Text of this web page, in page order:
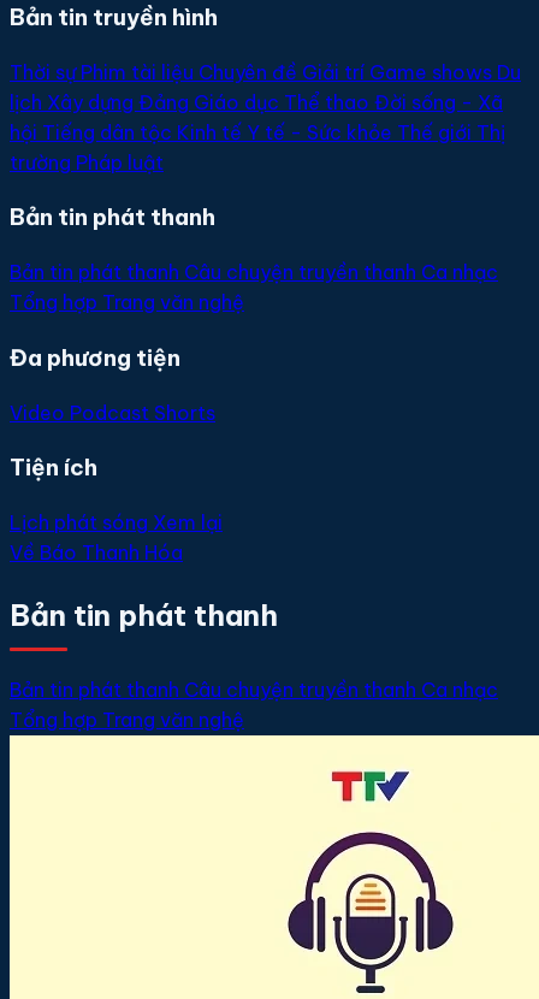
Bản tin truyền hình
Thời sự Phim tài liệu Chuyên đề Giải trí Game shows Du
lịch Xây dựng Đảng Giáo dục Thể thao Đời sống - Xã
hội Tiếng dân tộc Kinh tế Y tế - Sức khỏe Thế giới Thị
trường Pháp luật
Bản tin phát thanh
Bản tin phát thanh Câu chuyện truyền thanh Ca nhạc
Tổng hợp Trang văn nghệ
Đa phương tiện
Video Podcast Shorts
Tiện ích
Lịch phát sóng Xem lại
Về Báo Thanh Hóa
Bản tin phát thanh
Bản tin phát thanh Câu chuyện truyền thanh Ca nhạc
Tổng hợp Trang văn nghệ